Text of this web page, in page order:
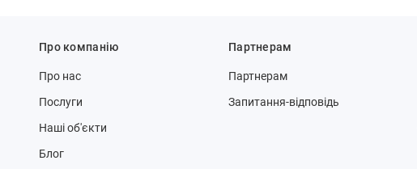
Про компанію
Про нас
Послуги
Наші об'єкти
Блог
Партнерам
Партнерам
Запитання-відповідь